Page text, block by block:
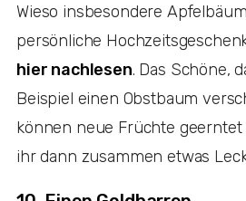
Wieso insbesondere
persönliche
hier nachlesen. Das Schöne,
Beispiel einen Obstbaum
können neue Früchte
ihr dann zusammen etwas